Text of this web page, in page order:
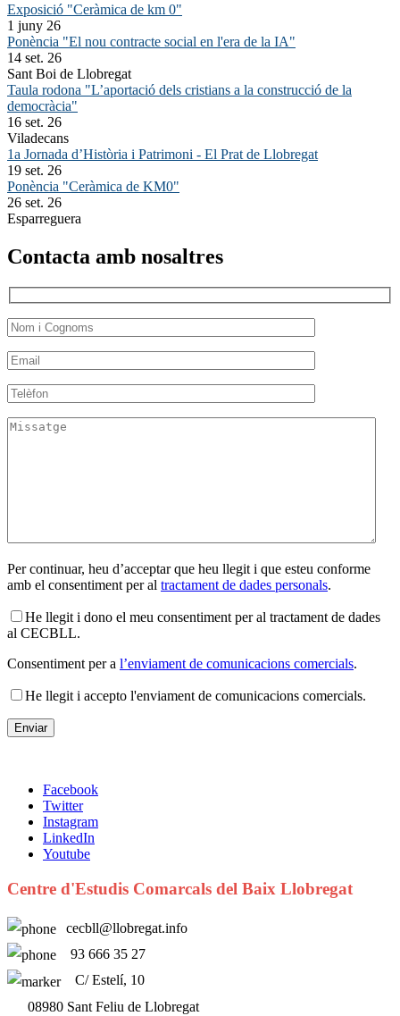
Exposició "Ceràmica de km 0"
1 juny 26
Ponència "El nou contracte social en l'era de la IA"
14 set. 26
Sant Boi de Llobregat
Taula rodona "L’aportació dels cristians a la construcció de la
democràcia"
16 set. 26
Viladecans
1a Jornada d’Història i Patrimoni - El Prat de Llobregat
19 set. 26
Ponència "Ceràmica de KM0"
26 set. 26
Esparreguera
Contacta amb nosaltres
Per continuar, heu d’acceptar que heu llegit i que esteu conforme
amb el consentiment per al tractament de dades personals.
He llegit i dono el meu consentiment per al tractament de dades
al CECBLL.
Consentiment per a l’enviament de comunicacions comercials.
He llegit i accepto l'enviament de comunicacions comercials.
Facebook
Twitter
Instagram
LinkedIn
Youtube
Centre d'Estudis Comarcals del Baix Llobregat
cecbll@llobregat.info
93 666 35 27
C/ Estelí, 10
08980 Sant Feliu de Llobregat